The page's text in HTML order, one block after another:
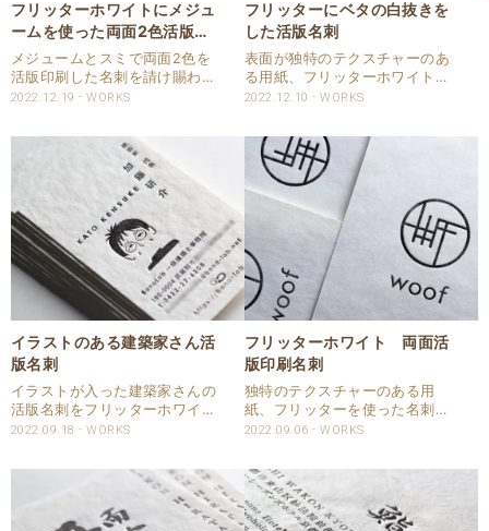
フリッターホワイトにメジュ
ームを使った両面2色活版名
刺
メジュームとスミで両面2色を
活版印刷した名刺を請け賜わり
ました。 用紙は、表面が独特の
ー ホワイトを使用していま
す。 フリッターは紙の凸凹の高
低差があるため、インキの乗る
ところ乗らないところが出..
2022.12.19 WORKS
フリッターにベタの白抜きを
した活版名刺
表面が独特のテクスチャーのあ
る用紙、フリッターホワイトに
パントン特色指定で活版印刷し
タに白抜きの再現がある名刺で
す。 フリッターは紙の表面に高
低差があるため、ベタの部分は
インキが乗る箇所と乗..
2022.12.10 WORKS
イラストのある建築家さん活
版名刺
イラストが入った建築家さんの
活版名刺をフリッターホワイト
を使って賜りました。 フリッタ
表面に高い低いがあり、低い場
所にはインキが乗りづらいた
め、今回は片面という事で裏面
への干渉は気にせず強めの..
2022.09.18 WORKS
フリッターホワイト 両面活
版印刷名刺
独特のテクスチャーのある用
紙、フリッターを使った名刺を
請け賜わりました。 両面活版印
で、もう片面をそれぞれのお名
前をお入れしております。 活版
名刺仕様 商品：名刺 サイズ：
55×9..
2022.09.06 WORKS